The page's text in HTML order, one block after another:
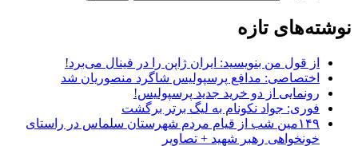
نوشته‌های تازه
از قول من بنویسید: ایران ژاپن را در فینال می‌برد!
اختصاصی: مدافع پرسپولیس شاگرد منصوریان شد
رونمایی از دو خرید جدید پرسپولیس!
فوری: جواد نکونام به لیگ برتر برگشت
۱۴۹مین شب از قیام مردم شهرستان سلماس در راستای
خونخواهی رهبر شهید + تصاویر